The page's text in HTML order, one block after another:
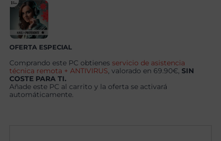
Windows
11
Pro
cantidad
OFERTA ESPECIAL
Comprando este PC obtienes servicio de asistencia
técnica remota + ANTIVIRUS , valorado en 69.90€,SIN
COSTE PARA TI.
Añade este PC al carrito y la oferta se activará
automáticamente.